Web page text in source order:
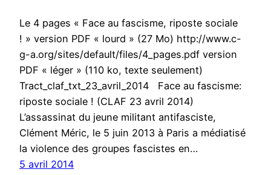
Le 4 pages « Face au fascisme, riposte sociale
! » version PDF « lourd » (27 Mo) http://www.c-
g-a.org/sites/default/files/4_pages.pdf version
PDF « léger » (110 ko, texte seulement)
Tract_claf_txt_23_avril_2014 Face au fascisme:
riposte sociale ! (CLAF 23 avril 2014)
L’assassinat du jeune militant antifasciste,
Clément Méric, le 5 juin 2013 à Paris a médiatisé
la violence des groupes fascistes en…
5 avril 2014